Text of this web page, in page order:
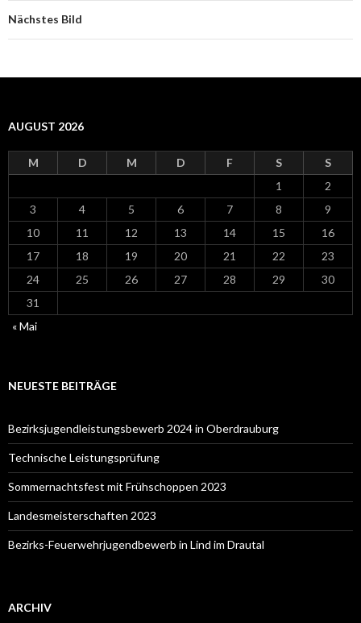
Nächstes Bild
AUGUST 2026
M D M D F S
S
1
2
3
4 5 6 7 8
9
10
11 12 13 14 15
16
17
18 19 20 21 22
23
24
25 26 27 28 29
30
31
« Mai
NEUESTE BEITRÄGE
Bezirksjugendleistungsbewerb 2024 in Oberdrauburg
Technische Leistungsprüfung
Sommernachtsfest mit Frühschoppen 2023
Landesmeisterschaften 2023
Bezirks-Feuerwehrjugendbewerb in Lind im Drautal
ARCHIV